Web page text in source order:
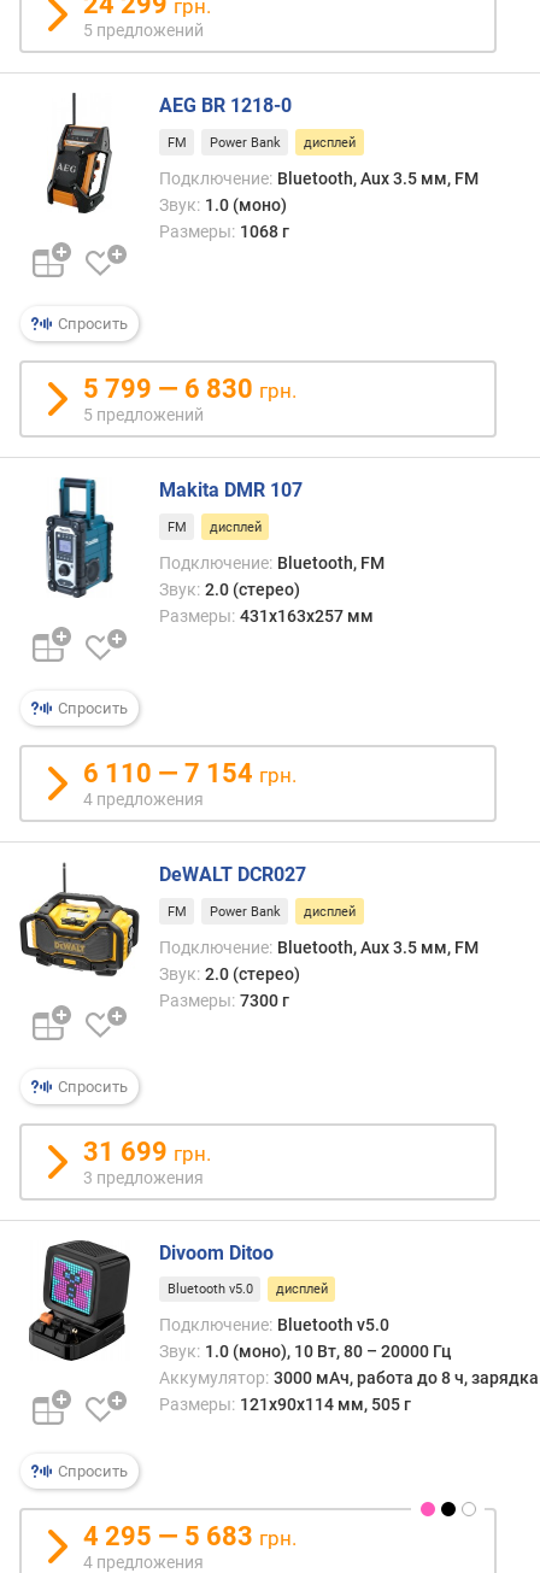
т
о
н
н
о
й
р
б
ы
(
ч
)
U
S
B
-
п
о
т
д
я
з
а
р
я
д
к
и
б
е
п
р
в
о
д
н
а
я
з
а
р
я
д
а
г
д
т
грн.
5 предложений
Спросить
AEG BR 1218-0
FM Power Bank дисплей
Подключение: Bluetooth, Aux 3.5 мм, FM
Звук: 1.0 (моно)
Размеры: 1068 г
5 799 — 6 830 грн.
5 предложений
Спросить
Makita DMR 107
FM дисплей
Подключение: Bluetooth, FM
Звук: 2.0 (стерео)
Размеры: 431x163x257 мм
6 110 — 7 154 грн.
4 предложения
Спросить
DeWALT DCR027
FM Power Bank дисплей
Подключение: Bluetooth, Aux 3.5 мм, FM
Звук: 2.0 (стерео)
Размеры: 7300 г
31 699 грн.
3 предложения
Спросить
Divoom Ditoo
Bluetooth v5.0 дисплей
Подключение: Bluetooth v5.0
Звук: 1.0 (моно), 10 Вт, 80 – 20000 Гц
Аккумулятор: 3000 мАч, работа до 8 ч,
Размеры: 121x90x114 мм, 505 г
4 295 — 5 683 грн.
4 предложения